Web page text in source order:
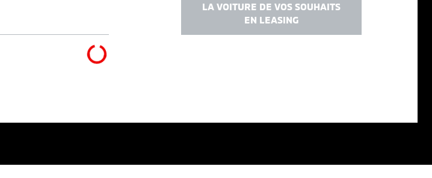
LA VOITURE DE VOS SOUHAITS
EN LEASING